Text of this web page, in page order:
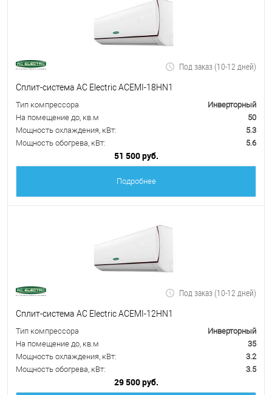
Под заказ (10-12 дней)
Сплит-система AC Electric ACEMI-18HN1
Тип компрессора
Инверторный
На помещение до, кв.м
50
Мощность охлаждения, кВт:
5.3
Мощность обогрева, кВт:
5.6
51 500 руб.
Подробнее
Под заказ (10-12 дней)
Сплит-система AC Electric ACEMI-12HN1
Тип компрессора
Инверторный
На помещение до, кв.м
35
Мощность охлаждения, кВт:
3.2
Мощность обогрева, кВт:
3.5
29 500 руб.